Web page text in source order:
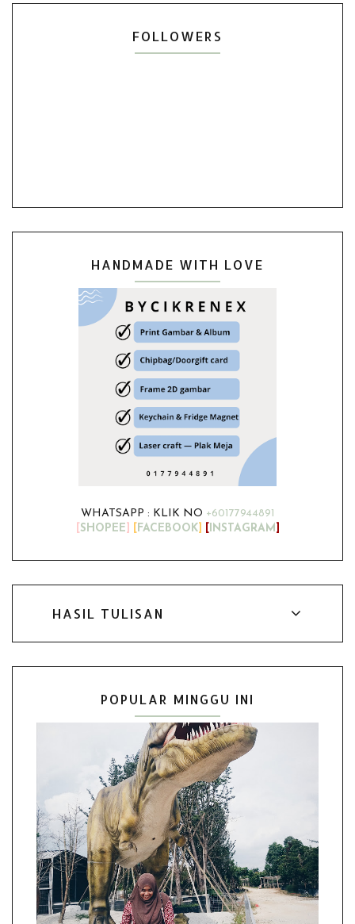
FOLLOWERS
HANDMADE WITH LOVE
WHATSAPP : KLIK NO +60177944891
SHOPEE FACEBOOK] INSTAGRAM
HASIL TULISAN
POPULAR MINGGU INI